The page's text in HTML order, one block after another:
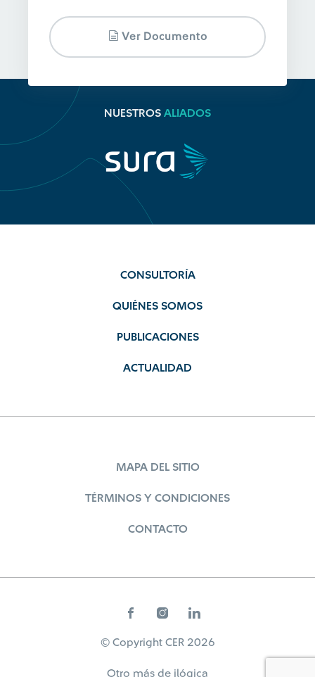
Ver Documento
NUESTROS ALIADOS
CONSULTORÍA
QUIÉNES SOMOS
PUBLICACIONES
ACTUALIDAD
MAPA DEL SITIO
TÉRMINOS Y CONDICIONES
CONTACTO
© Copyright CER 2026
Otro más de ilógica